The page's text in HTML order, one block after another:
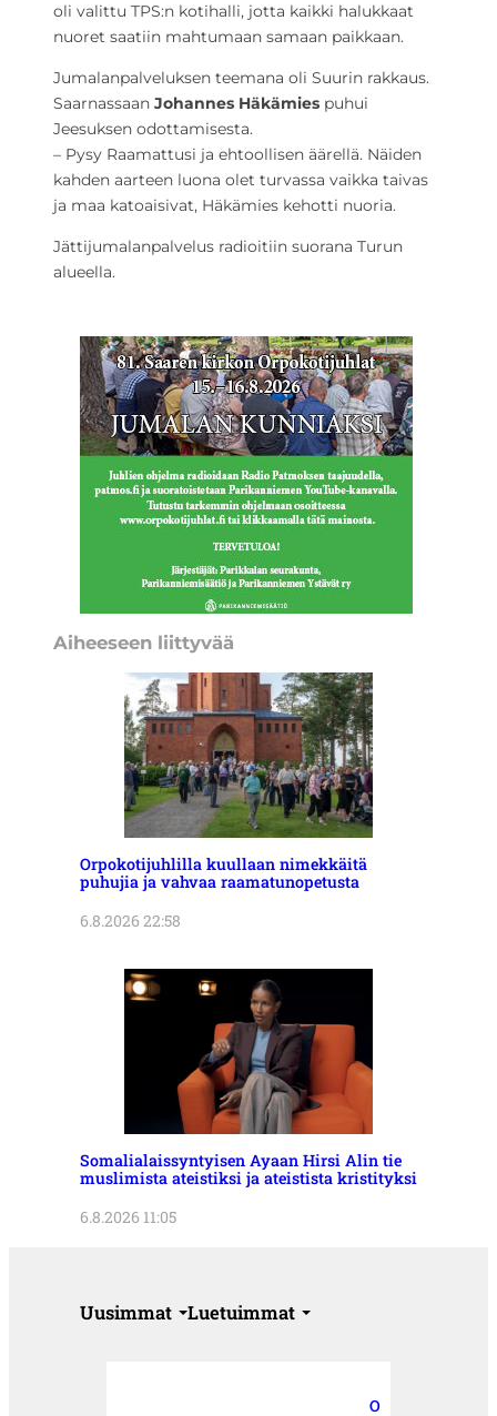
oli valittu TPS:n kotihalli, jotta kaikki halukkaat
nuoret saatiin mahtumaan samaan paikkaan.
Jumalanpalveluksen teemana oli Suurin rakkaus.
Saarnassaan Johannes Häkämies puhui
Jeesuksen odottamisesta.
– Pysy Raamattusi ja ehtoollisen äärellä. Näiden
kahden aarteen luona olet turvassa vaikka taivas
ja maa katoaisivat, Häkämies kehotti nuoria.
Jättijumalanpalvelus radioitiin suorana Turun
alueella.
Aiheeseen liittyvää
Orpokotijuhlilla kuullaan nimekkäitä
puhujia ja vahvaa raamatunopetusta
6.8.2026 22:58
Somalialaissyntyisen Ayaan Hirsi Alin tie
muslimista ateistiksi ja ateistista kristityksi
6.8.2026 11:05
Uusimmat Luetuimmat
O